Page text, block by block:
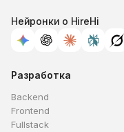
Нейронки о HireHi
Разработка
Backend
Frontend
Fullstack